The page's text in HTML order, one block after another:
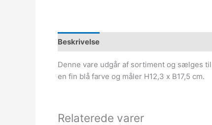
Beskrivelse
Denne vare udgår af sortiment og sælges
en fin blå farve og måler H12,3 x B17,5 cm.
Relaterede varer